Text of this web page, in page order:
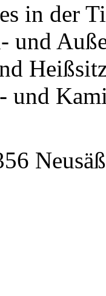
in der
und
und
Neusäß